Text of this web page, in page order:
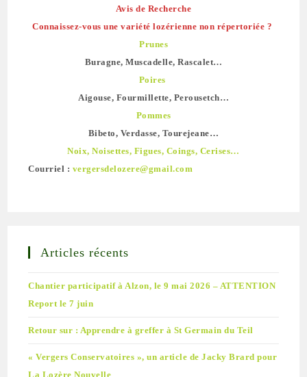
Avis de Recherche
Connaissez-vous une variété lozérienne non répertoriée ?
Prunes
Buragne, Muscadelle, Rascalet…
Poires
Aigouse, Fourmillette, Perousetch…
Pommes
Bibeto, Verdasse, Tourejeane…
Noix, Noisettes, Figues, Coings, Cerises…
Courriel : vergersdelozere@gmail.com
Articles récents
Chantier participatif à Alzon, le 9 mai 2026 – ATTENTION
Report le 7 juin
Retour sur : Apprendre à greffer à St Germain du Teil
« Vergers Conservatoires », un article de Jacky Brard pour
La Lozère Nouvelle